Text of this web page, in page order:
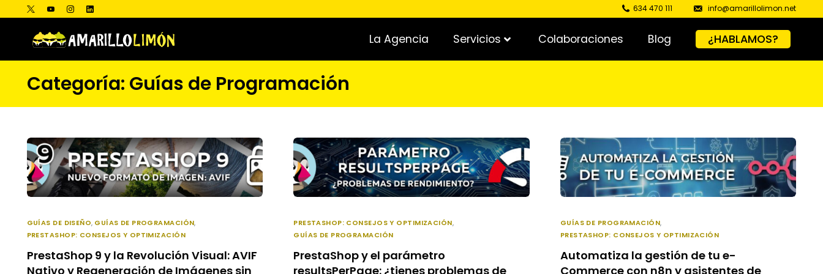
634 470 111 info@amarillolimon.net
La Agencia Servicios Colaboraciones Blog ¿HABLAMOS?
Categoría: Guías de Programación
GUÍAS DE DISEÑO, GUÍAS DE PROGRAMACIÓN,
PRESTASHOP: CONSEJOS Y OPTIMIZACIÓN
PrestaShop 9 y la Revolución Visual: AVIF
Nativo y Regeneración de Imágenes sin
PRESTASHOP: CONSEJOS Y OPTIMIZACIÓN,
GUÍAS DE PROGRAMACIÓN
PrestaShop y el parámetro
resultsPerPage: ¿tienes problemas de
GUÍAS DE PROGRAMACIÓN,
PRESTASHOP: CONSEJOS Y OPTIMIZACIÓN
Automatiza la gestión de tu e-
Commerce con n8n y asistentes de